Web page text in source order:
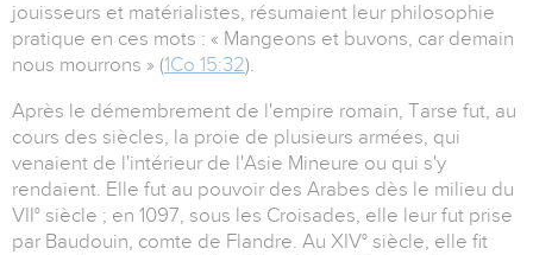
jouisseurs et matérialistes, résumaient leur philosophie
pratique en ces mots : « Mangeons et buvons, car demain
nous mourrons » (1Co 15:32).
Après le démembrement de l'empire romain, Tarse fut, au
cours des siècles, la proie de plusieurs armées, qui
venaient de l'intérieur de l'Asie Mineure ou qui s'y
rendaient. Elle fut au pouvoir des Arabes dès le milieu du
VII° siècle ; en 1097, sous les Croisades, elle leur fut prise
par Baudouin, comte de Flandre. Au XIV° siècle, elle fit